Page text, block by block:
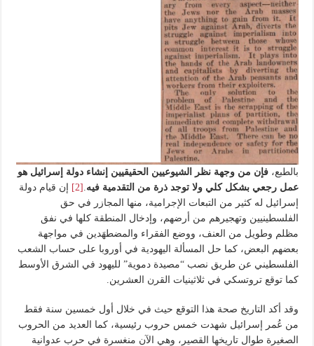
بالطبع،فإن من وجهة نظر الشيوعيين الحقيقيين إنشاء دولة إسرائيل هو
عمل رجعي بشكل كلي ولا توجد ذرة من التقدمية فيه [2]
إن قيام دولة
إسرائيل له كثير من التبعات الإجرامية، منها المجازر في حق
الفلسطينيين وتهجيرهم من أرضهم، وإدخال المنطقة كلها في نفق
مظلم وطويل من العنف، ووضع الفقراء والمضطهَدين في مواجهة
بعضهم البعض، كما حل المسألة اليهودية في أوروبا على حساب الشعب
الفلسطيني عن طريق نصب “مصيدة دموية” لليهود في الشرق الأوسط
كما توقع تروتسكي في ثلاثينيات القرن العشرين.
وقد أكد التاريخ صحة هذا التوقع حيث في خلال أول خمسين سنة فقط
من عُمر إسرائيل شهدت خمس حروب رئيسية، كما العديد من الحروب
الصغيرة طوال تاريخها القصير، وهي الآن منغسرة في حرب عدوانية